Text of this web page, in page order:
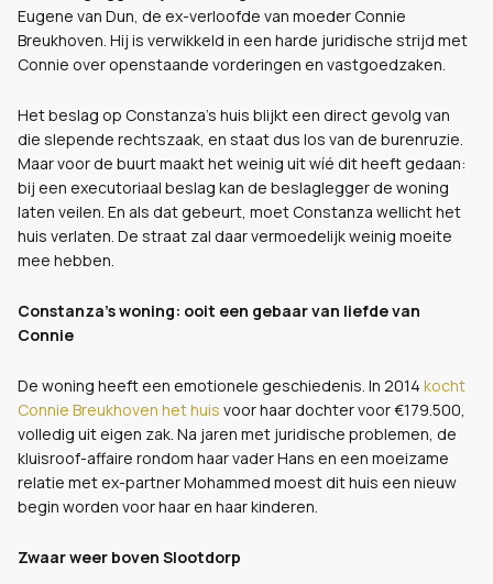
Eugene van Dun, de ex-verloofde van moeder Connie
Breukhoven. Hij is verwikkeld in een harde juridische strijd met
Connie over openstaande vorderingen en vastgoedzaken.
Het beslag op Constanza’s huis blijkt een direct gevolg van
die slepende rechtszaak, en staat dus los van de burenruzie.
Maar voor de buurt maakt het weinig uit wíé dit heeft gedaan:
bij een executoriaal beslag kan de beslaglegger de woning
laten veilen. En als dat gebeurt, moet Constanza wellicht het
huis verlaten. De straat zal daar vermoedelijk weinig moeite
mee hebben.
Constanza’s woning: ooit een gebaar van liefde van
Connie
De woning heeft een emotionele geschiedenis. In 2014 kocht
Connie Breukhoven het huis voor haar dochter voor €179.500,
volledig uit eigen zak. Na jaren met juridische problemen, de
kluisroof-affaire rondom haar vader Hans en een moeizame
relatie met ex-partner Mohammed moest dit huis een nieuw
begin worden voor haar en haar kinderen.
Zwaar weer boven Slootdorp